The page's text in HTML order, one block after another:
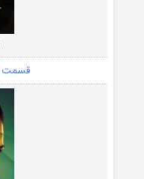
قسمت